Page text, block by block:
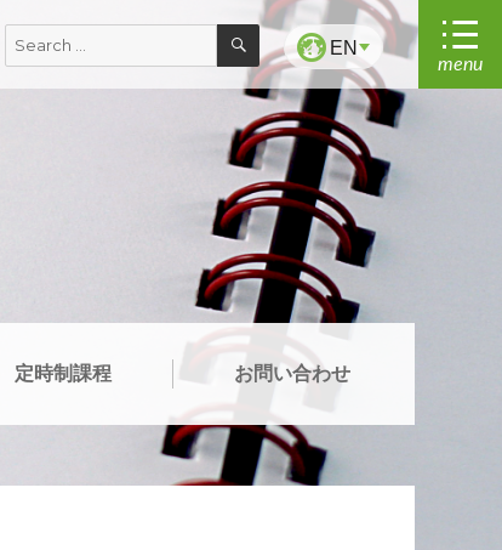
Search
for:
SEARCH
EN
menu
定時制課程 お問い合わせ